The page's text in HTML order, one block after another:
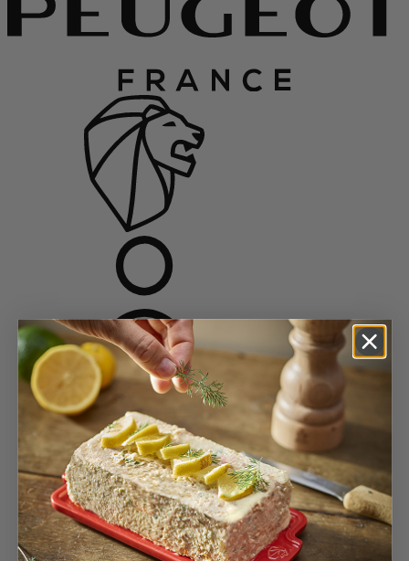
Accueil
Saveurs d'épices